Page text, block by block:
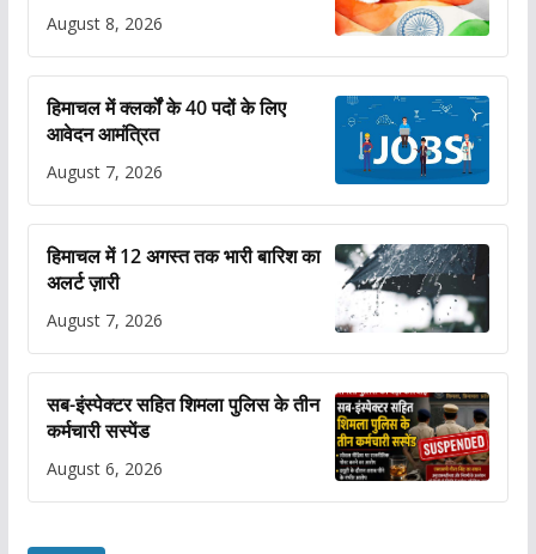
August 8, 2026
हिमाचल में क्लर्कों के 40 पदों के लिए
आवेदन आमंत्रित
August 7, 2026
हिमाचल में 12 अगस्त तक भारी बारिश का
अलर्ट ज़ारी
August 7, 2026
सब-इंस्पेक्टर सहित शिमला पुलिस के तीन
कर्मचारी सस्पेंड
August 6, 2026